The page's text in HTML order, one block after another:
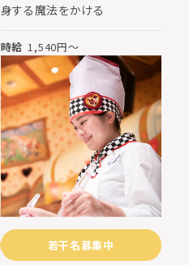
身する魔法をかける
時給 1,540円〜
若干名募集中